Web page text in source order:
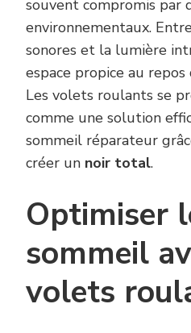
souvent compromis par
environnementaux.
sonores et la lumière
espace propice au
Les volets roulants se
comme une solution
sommeil réparateur
créer un noir total.
Optimiser
sommeil
volets